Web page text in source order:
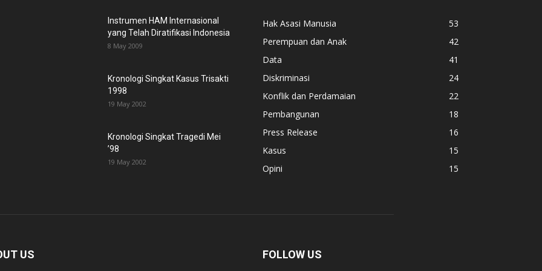
Instrumen HAM Internasional
yang Telah Diratifikasi Indonesia
8 May 2009
Kronologi Singkat Kasus Trisakti
1998
19 May 2002
Kronologi Singkat Tragedi Mei
’98
19 May 2002
Hak Asasi Manusia
53
Perempuan dan Anak
42
Data
41
Diskriminasi
24
Konflik dan Perdamaian
22
Pembangunan
18
Press Release
16
Kasus
15
Opini
15
US FOLLOW US